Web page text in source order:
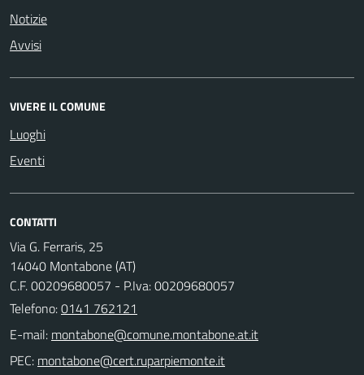
Notizie
Avvisi
VIVERE IL COMUNE
Luoghi
Eventi
CONTATTI
Via G. Ferraris, 25
14040 Montabone (AT)
C.F. 00209680057 - P.Iva: 00209680057
Telefono:0141 762121
E-mail:
PEC: